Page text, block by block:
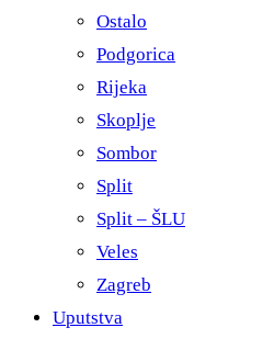
Ostalo
Podgorica
Rijeka
Skoplje
Sombor
Split
Split – ŠLU
Veles
Zagreb
Uputstva